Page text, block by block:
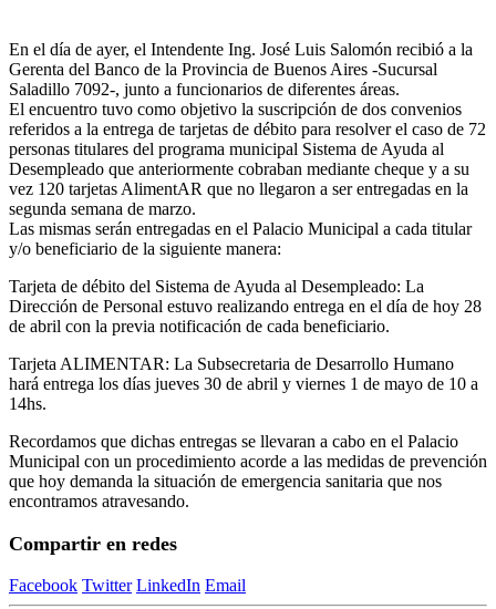
En el día de ayer, el Intendente Ing. José Luis Salomón recibió a la
Gerenta del Banco de la Provincia de Buenos Aires -Sucursal
Saladillo 7092-, junto a funcionarios de diferentes áreas.
El encuentro tuvo como objetivo la suscripción de dos convenios
referidos a la entrega de tarjetas de débito para resolver el caso de 72
personas titulares del programa municipal Sistema de Ayuda al
Desempleado que anteriormente cobraban mediante cheque y a su
vez 120 tarjetas AlimentAR que no llegaron a ser entregadas en la
segunda semana de marzo.
Las mismas serán entregadas en el Palacio Municipal a cada titular
y/o beneficiario de la siguiente manera:
Tarjeta de débito del Sistema de Ayuda al Desempleado: La
Dirección de Personal estuvo realizando entrega en el día de hoy 28
de abril con la previa notificación de cada beneficiario.
Tarjeta ALIMENTAR: La Subsecretaria de Desarrollo Humano
hará entrega los días jueves 30 de abril y viernes 1 de mayo de 10 a
14hs.
Recordamos que dichas entregas se llevaran a cabo en el Palacio
Municipal con un procedimiento acorde a las medidas de prevención
que hoy demanda la situación de emergencia sanitaria que nos
encontramos atravesando.
Compartir en redes
Facebook Twitter LinkedIn Email